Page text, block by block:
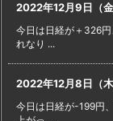
2022年12月9日（
今日は日経が＋326
れなり ...
2022年12月8日（
今日は日経が-199円